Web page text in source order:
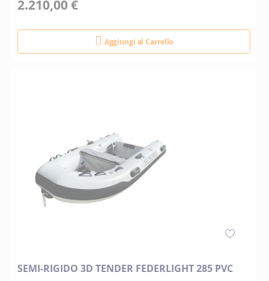
2.210,00 €
Aggiungi al Carrello
SEMI-RIGIDO 3D TENDER FEDERLIGHT 285 PVC